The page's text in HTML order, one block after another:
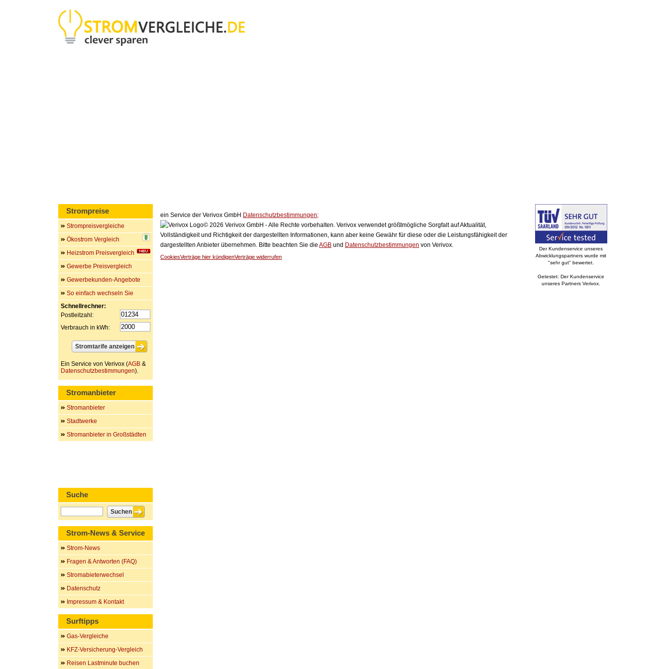
ein Service der Verivox GmbH Datenschutzbestimmungen;
© 2026 Verivox GmbH - Alle Rechte vorbehalten. Verivox verwendet größtmögliche Sorgfalt auf Aktualität,
Vollständigkeit und Richtigkeit der dargestellten Informationen, kann aber keine Gewähr für diese oder die Leistungsfähigkeit der
dargestellten Anbieter übernehmen. Bitte beachten Sie die AGB und Datenschutzbestimmungen von Verivox.
CookiesVerträge hier kündigenVerträge widerrufen
Strompreise
Strompreisvergleiche
Ökostrom Vergleich
Heizstrom Preisvergleich
Gewerbe Preisvergleich
Gewerbekunden-Angebote
So einfach wechseln Sie
Schnellrechner:
Postleitzahl:
Verbrauch in kWh:
Ein Service von Verivox (AGB &
Datenschutzbestimmungen).
Stromanbieter
Stromanbieter
Stadtwerke
Stromanbieter in Großstädten
Suche
Strom-News & Service
Strom-News
Fragen & Antworten (FAQ)
Stromabieterwechsel
Datenschutz
Impressum & Kontakt
Surftipps
Gas-Vergleiche
KFZ-Versicherung-Vergleich
Reisen Lastminute buchen
Der Kundenservice unseres
Abwicklungspartners wurde mit
"sehr gut" bewertet.
Getestet: Der Kundenservice
unseres Partners Verivox.